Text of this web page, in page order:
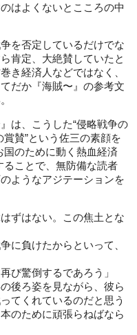
はよくないとこころの中
を否定しているだけでな
肯定、大絶賛していたと
き経済人などではなく、
だか『海賊〜』の参考文
は、こうした“侵略戦争の
賞賛”という佐三の素顔を
国のために動く熱血経済
ることで、無防備な読者
ようなアジテーションを
ずはない。この焦土とな
に負けたからといって、
び驚倒するであろう」
後ろ姿を見ながら、彼ら
てくれているのだと思う
のために頑張らねばなら